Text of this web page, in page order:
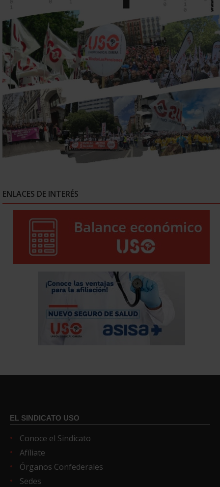
ENLACES DE INTERÉS
EL SINDICATO USO
Conoce el Sindicato
Afíliate
Órganos Confederales
Sedes